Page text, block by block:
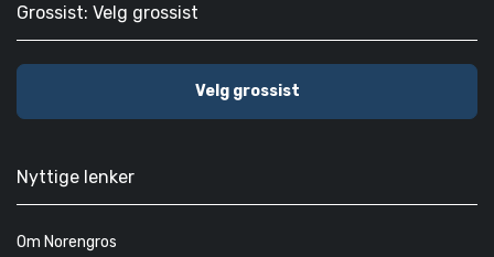
Grossist: Velg grossist
Velg grossist
Nyttige lenker
Om Norengros